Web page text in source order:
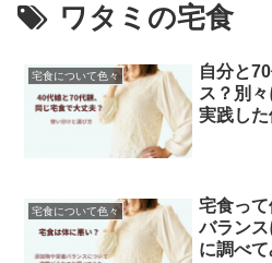
ワタミの宅食
宅食について色々
自分と
ス？別
実践した
宅食について色々
宅食っ
バラン
に調べて